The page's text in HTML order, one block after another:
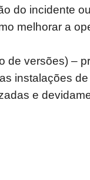
do incidente
melhorar a
de versões) –
instalações
e